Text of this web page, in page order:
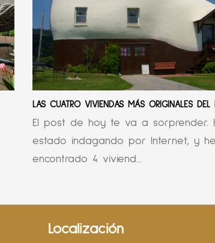
LAS CUATRO VIVIENDAS MÁS ORIGINALES DEL
El post de hoy te va a sorprender.
estado indagando por Internet, y
encontrado 4 viviend...
Localización